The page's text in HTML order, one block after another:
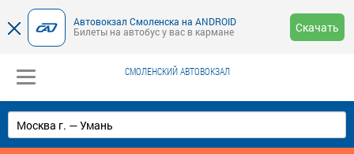
Автовокзал Смоленска на ANDROID
Билеты на автобус у вас в кармане
Скачать
СМОЛЕНСКИЙ АВТОВОКЗАЛ